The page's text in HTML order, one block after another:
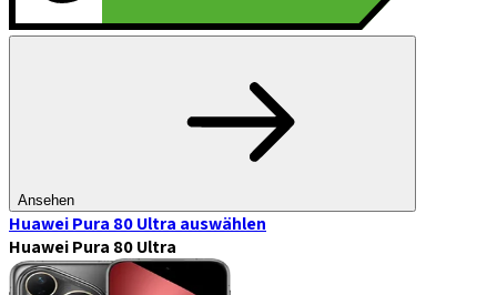
Ansehen
Huawei Pura 80 Ultra auswählen
Huawei Pura 80 Ultra